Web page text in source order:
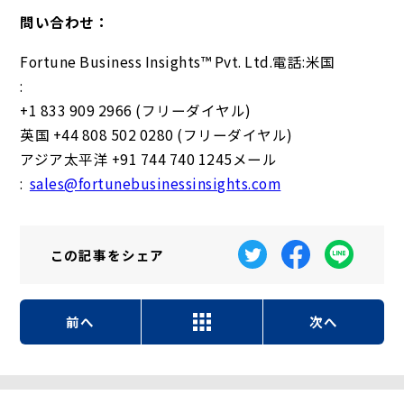
問い合わせ：
Fortune Business Insights™ Pvt. Ltd.電話:米国
:
+1 833 909 2966 (フリーダイヤル)
英国 +44 808 502 0280 (フリーダイヤル)
アジア太平洋 +91 744 740 1245メール
: sales@fortunebusinessinsights.com
この記事をシェア
前へ 次へ